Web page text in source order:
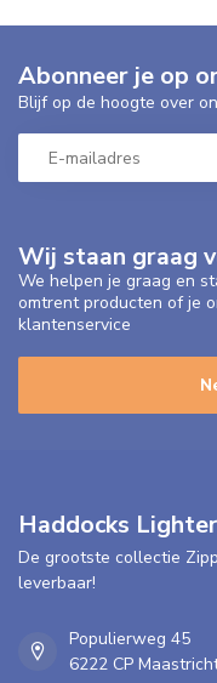
Wij staan graag
We helpen je graag en
omtrent producten of je
klantenservice
Abonneer je op
Blijf op de hoogte over
Haddocks
De grootste collectie
leverbaar!
Populierweg 45
6222 CP